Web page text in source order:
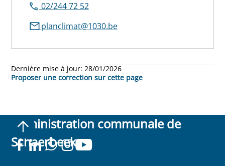
02/244 72 52
planclimat@1030.be
Dernière mise à jour:28/01/2026
Proposer une correction sur cette page
Administration communale de
Schaerbeek